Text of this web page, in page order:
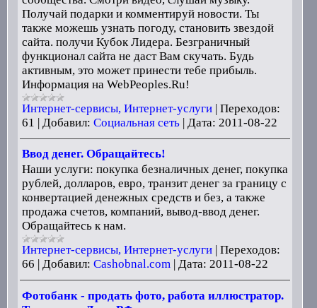
Получай подарки и комментируй новости. Ты
также можешь узнать погоду, становить звездой
сайта. получи Кубок Лидера. Безграничный
функционал сайта не даст Вам скучать. Будь
активным, это может принести тебе прибыль.
Информация на WebPeoples.Ru!
Интернет-сервисы, Интернет-услуги| Переходов:
61 | Добавил: Социальная сеть | Дата: 2011-08-22
Ввод денег. Обращайтесь!
Наши услуги: покупка безналичных денег, покупка
рублей, долларов, евро, транзит денег за границу с
конвертацией денежных средств и без, а также
продажа счетов, компаний, вывод-ввод денег.
Обращайтесь к нам.
Интернет-сервисы, Интернет-услуги| Переходов:
66
Добавил: Cashobnal.com Дата: 2011-08-22
Фотобанк - продать фото, работа иллюстратор.